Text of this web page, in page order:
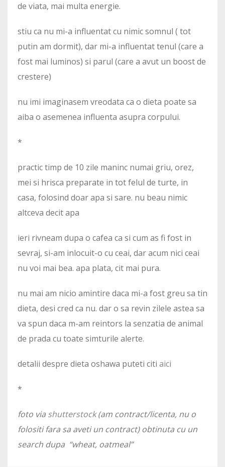
de viata, mai multa energie.
stiu ca nu mi-a influentat cu nimic somnul ( tot
putin am dormit), dar mi-a influentat tenul (care a
fost mai luminos) si parul (care a avut un boost de
crestere)
nu imi imaginasem vreodata ca o dieta poate sa
aiba o asemenea influenta asupra corpului.
*
practic timp de 10 zile maninc numai griu, orez,
mei si hrisca preparate in tot felul de turte, in
casa, folosind doar apa si sare. nu beau nimic
altceva decit apa
ieri rivneam dupa o cafea ca si cum as fi fost in
sevraj, si-am inlocuit-o cu ceai, dar acum nici ceai
nu voi mai bea. apa plata, cit mai pura.
nu mai am nicio amintire daca mi-a fost greu sa tin
dieta, desi cred ca nu. dar o sa revin zilele astea sa
va spun daca m-am reintors la senzatia de animal
de prada cu toate simturile alerte.
detalii despre dieta oshawa puteti citi aici
*
foto via shutterstock(am contract/licenta, nu o
folositi fara sa aveti un contract) obtinuta cu un
search dupa “wheat, oatmeal”